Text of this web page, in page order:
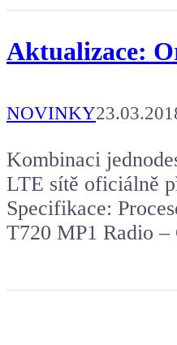
Aktualizace:
NOVINKY
Kombinaci
LTE sítě oficiálně
Specifikace:
T720 MP1 Radio